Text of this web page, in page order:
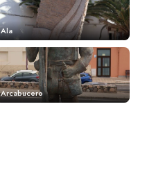
Ala
Arcabucero